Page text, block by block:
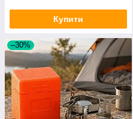
Купити
–30%